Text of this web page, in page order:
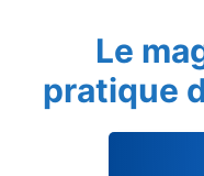
Le
pratique